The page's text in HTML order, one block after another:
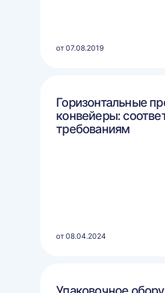
от 07.08.2019
Горизонтальные
конвейеры:
требованиям
от 08.04.2024